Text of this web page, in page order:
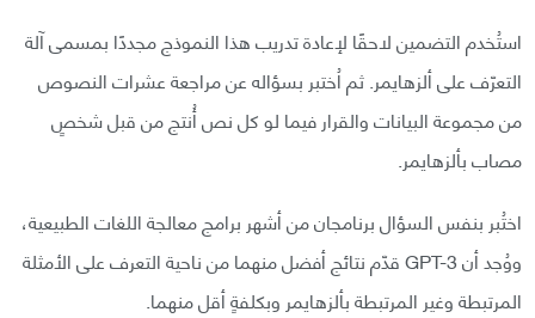
استُخدم التضمين لاحقًا لإعادة تدريب هذا النموذج مجددًا بمسمى آلة
التعرّف على ألزهايمر. ثم اُختبر بسؤاله عن مراجعة عشرات النصوص
من مجموعة البيانات والقرار فيما لو كل نص أُنتج من قبل شخصٍ
مصاب بألزهايمر.
اختُبر بنفس السؤال برنامجان من أشهر برامج معالجة اللغات الطبيعية،
ووُجد أن GPT-3 قدّم نتائج أفضل منهما من ناحية التعرف على الأمثلة
المرتبطة وغير المرتبطة بألزهايمر وبكلفةٍ أقل منهما.